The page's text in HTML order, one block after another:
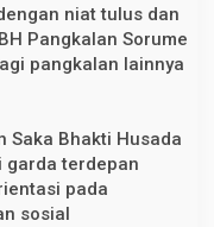
niat tulus dan
Pangkalan Sorume
pangkalan lainnya
Saka Bhakti Husada
garda terdepan
pada
sosial